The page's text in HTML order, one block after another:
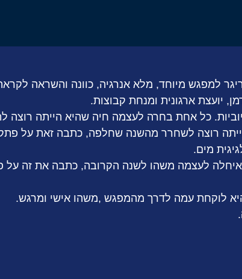
יועצת ארגונית ומנחת קבוצות.
כל אחת בחרה לעצמה חיה שהיא הייתה רוצה
רוצה לשחרר מהשנה שחלפה, כתבה זאת על
מים.
לעצמה משהו לשנה הקרובה, כתבה את זה על
לוקחת עמה לדרך מהמפגש ,משהו אישי ומרגש.